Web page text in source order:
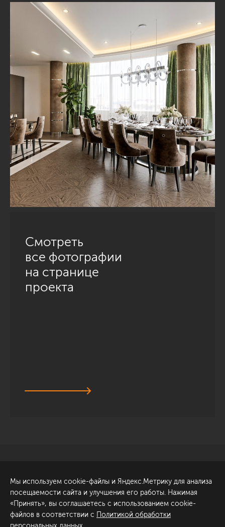
Смотреть
все фотографии
на странице
проекта
Обсудить проект
ул. Академика Павлова, 6
к1
+7 (812) 200-95-55
Мы используем cookie-файлы и Яндекс.Метрику для анализа
посещаемости сайта и улучшения его работы. Нажимая
«Принять», вы соглашаетесь с использованием cookie-
файлов в соответствии с Политикой обработки